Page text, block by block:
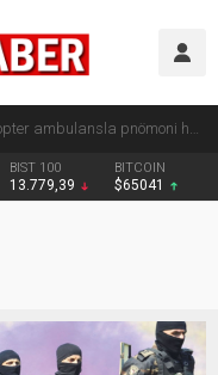
BIST 100
13.779,39
BITCOIN
$65041